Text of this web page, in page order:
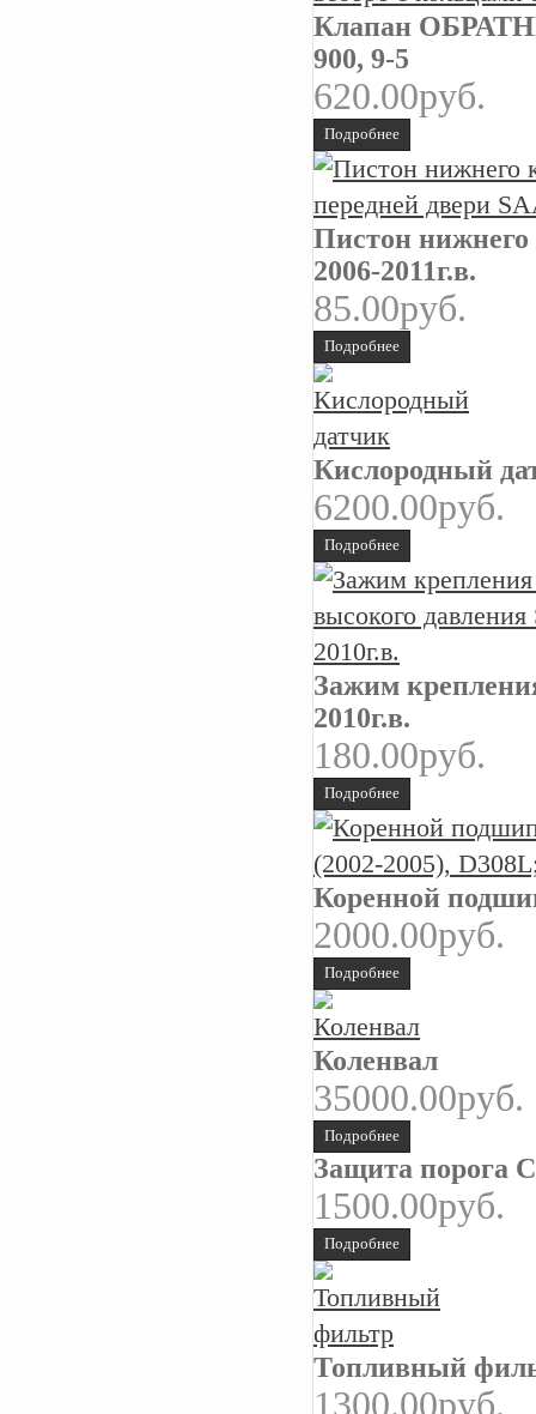
Клапан
900, 9-5
620.00руб.
Подробнее
Пистон нижнего
2006-2011г.в.
85.00руб.
Подробнее
Кислородный
6200.00руб.
Подробнее
Зажим
2010г.в.
180.00руб.
Подробнее
Коренной
2000.00руб.
Подробнее
Коленвал
35000.00руб.
Подробнее
Защита порога
1500.00руб.
Подробнее
Топливный
1300.00руб.